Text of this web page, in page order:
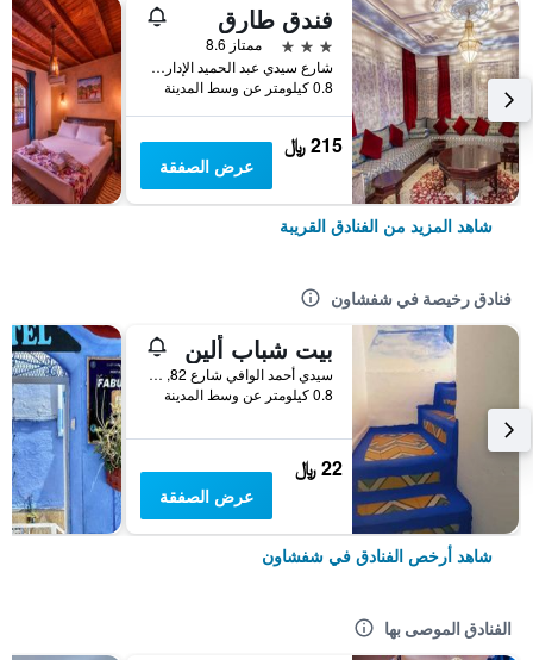
فندق طارق
3 نجوم
ممتاز 8.6
شارع سيدي عبد الحميد الإداري حي Bp: 22, شفشاون, المغرب
0.8 كيلومتر عن وسط المدينة
215 ﷼
عرض الصفقة
شاهد المزيد من الفنادق القريبة
فنادق رخيصة في شفشاون
بيت شباب ألين
سيدي أحمد الوافي شارع 82, شفشاون, المغرب
0.8 كيلومتر عن وسط المدينة
22 ﷼
عرض الصفقة
شاهد أرخص الفنادق في شفشاون
الفنادق الموصى بها